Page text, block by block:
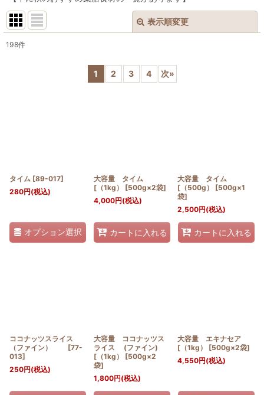
表示順変更
198件
1 2 3 4 次»
タイム [89-017]
280円(税込)
オプション選択
大容量 タイム
[（1kg） [500g×2袋]
4,000円(税込)
カートに入れる
大容量 タイム
[（500g） [500g×1
袋]
2,500円(税込)
カートに入れる
ココナッツスライス
（ファイン）
[77-
013]
250円(税込)
大容量 ココナッツス
ライス (ファイン)
[（1kg） [500g×2
袋]
1,800円(税込)
大容量 エキナセア
[（1kg） [500g×2袋]
4,550円(税込)